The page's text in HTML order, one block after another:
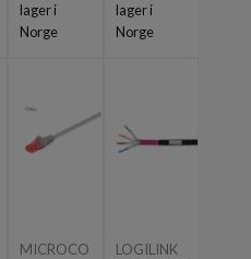
lager i
Norge
lager i
Norge
MICROCO
LOGILINK